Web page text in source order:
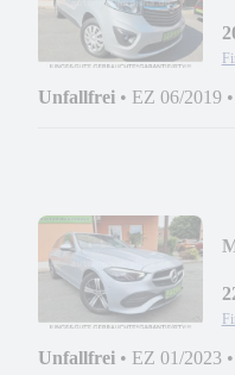
Unfallfrei • EZ 06/2019 •
Unfallfrei • EZ 01/2023 •